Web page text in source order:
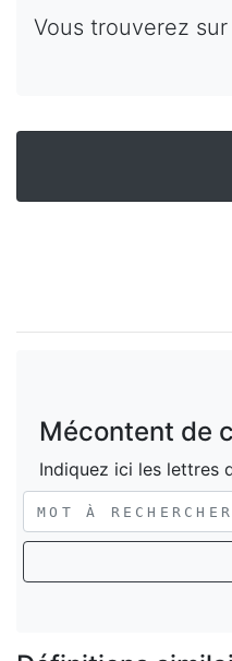
Vous trouverez
Mécontent de
Indiquez ici les lettres